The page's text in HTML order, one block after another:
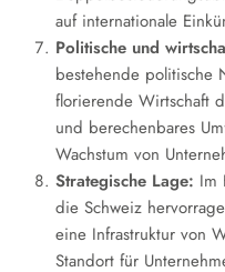
auf internationale
Politische und
bestehende politische
florierende Wirtschaft
und berechenbares
Wachstum von
Strategische Lage: Im
die Schweiz
eine Infrastruktur von
Standort für